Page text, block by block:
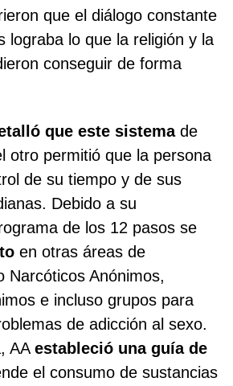
que el diálogo constante
lograba lo que la religión y la
conseguir de forma
que este sistemade
otro permitió que la persona
de su tiempo y de sus
Debido a su
de los 12 pasos se
en otras áreas de
Narcóticos Anónimos,
e incluso grupos para
de adicción al sexo.
AA estableció una guía de
el consumo de sustancias